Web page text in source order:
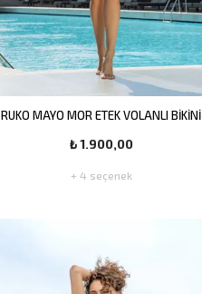
RUKO MAYO MOR ETEK VOLANLI BİKİNİ
₺ 1.900,00
+ 4 seçenek